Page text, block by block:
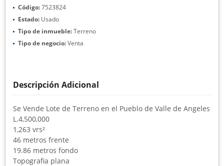
Código:7523824
Estado: Usado
Tipo de inmueble:Terreno
Tipo de negocio:Venta
Descripción Adicional
Se Vende Lote de Terreno en el Pueblo de Valle de Angeles
L.4,500,000
1,263 vrs²
46 metros frente
19.86 metros fondo
Topografia plana